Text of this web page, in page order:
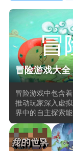
冒险游戏大全
冒险游戏中包含
推动玩家深入虚
界中的自主探索
过观察、推理和
着环境互动展开
交互，解锁新的